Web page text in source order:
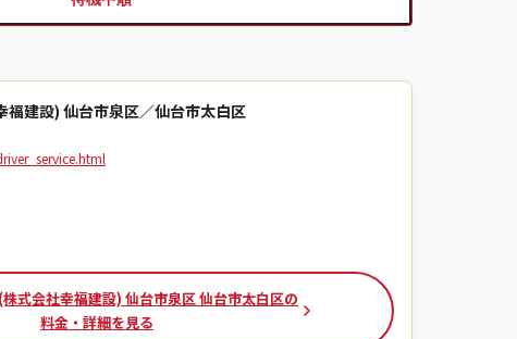
建設) 仙台市泉区／仙台市太白区
式会社幸福建設) 仙台市泉区 仙台市太白区の
料金・詳細を見る